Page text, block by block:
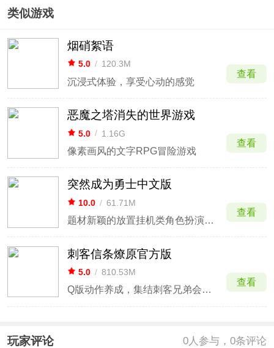
版
类似游戏
烟硝絮语
5.0 / 120.3M
沉浸式体验，享受心动的感觉
查看
恶魔之塔消失的世界游戏
5.0 / 1.16G
像素画风的文字RPG冒险游戏
查看
突然成为勇士中文版
10.0 / 61.71M
题材新颖的放置挂机类角色扮演手游
查看
刺客信条燎原官方版
5.0 / 810.53M
Q版动作养成，集结刺客兄弟会重建。
查看
玩家评论 0 人参与，0条评论